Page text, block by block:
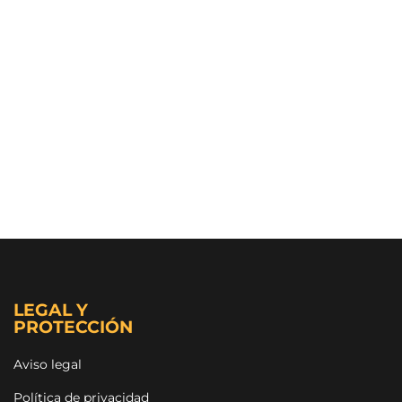
LEGAL Y
PROTECCIÓN
Aviso legal
Política de privacidad